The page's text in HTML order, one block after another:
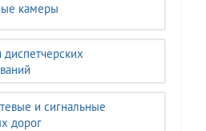
камеры
диспетчерских
и сигнальные
дорог